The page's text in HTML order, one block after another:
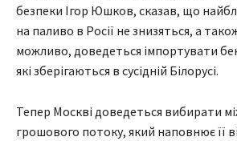
безпеки Ігор Юшков, сказав, що
на паливо в Росії не знизяться, а
можливо, доведеться імпортувати
які зберігаються в сусідній Білорусі.
Тепер Москві доведеться вибирати
грошового потоку, який наповнює її